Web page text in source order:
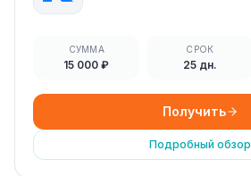
СУММА
15 000 ₽
СРОК
25 дн.
Получить
Подробный обзор